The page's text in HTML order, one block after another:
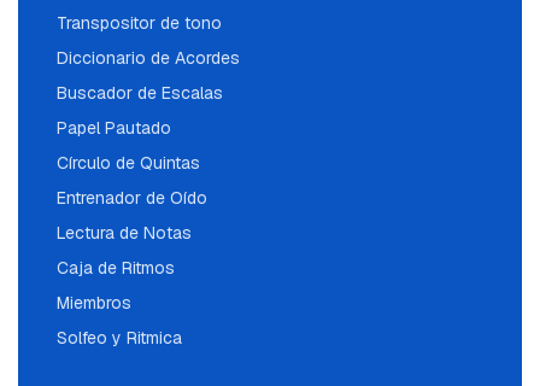
Transpositor de tono
Diccionario de Acordes
Buscador de Escalas
Papel Pautado
Círculo de Quintas
Entrenador de Oído
Lectura de Notas
Caja de Ritmos
Miembros
Solfeo y Ritmica